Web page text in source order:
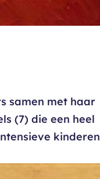
samen met haar
(7) die een heel
kinderen